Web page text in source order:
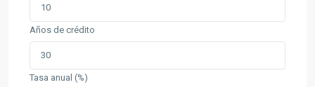
Años de crédito
Tasa anual (%)